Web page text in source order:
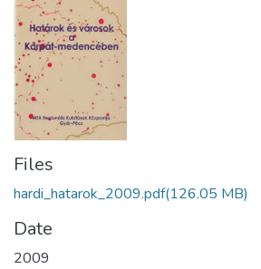
Files
hardi_hatarok_2009.pdf(126.05 MB)
Date
2009